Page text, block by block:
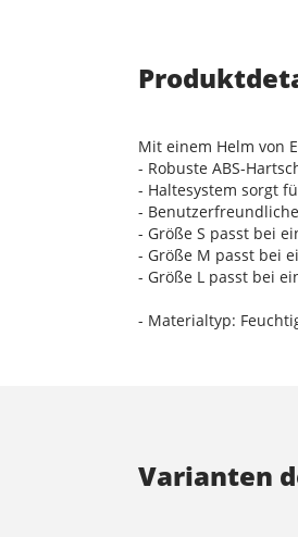
Mit einem Helm von
- Robuste ABS-
- Haltesystem sorgt
-
- Größe S passt bei
- Größe M passt bei
- Größe L passt bei
- Materialtyp:
Varianten